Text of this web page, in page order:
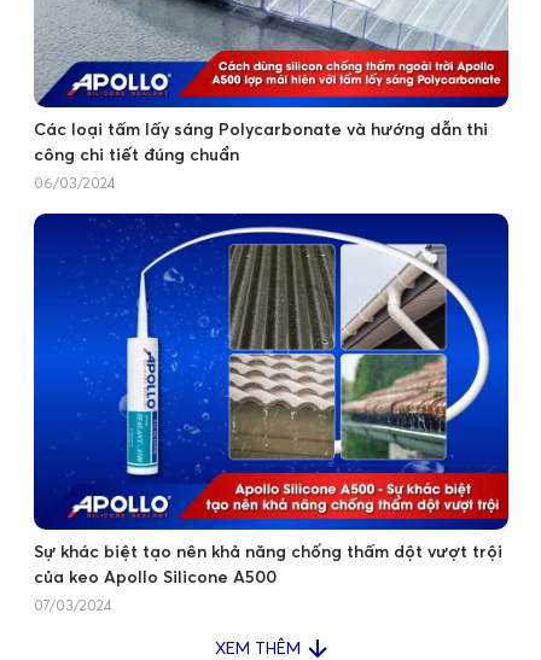
Các loại tấm lấy sáng Polycarbonate và hướng dẫn thi
công chi tiết đúng chuẩn
06/03/2024
Sự khác biệt tạo nên khả năng chống thấm dột vượt trội
của keo Apollo Silicone A500
07/03/2024
XEM THÊM